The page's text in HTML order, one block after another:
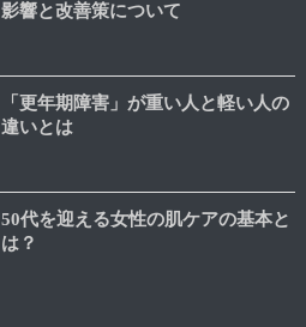
影響と改善策について
「更年期障害」が重い人と軽い人の
違いとは
50代を迎える女性の肌ケアの基本と
は？